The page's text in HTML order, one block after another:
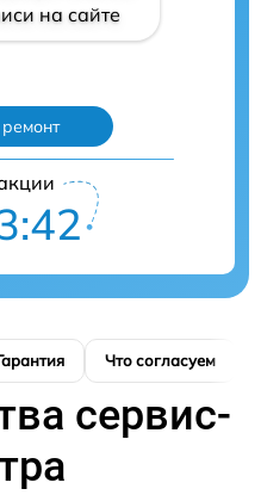
на сайте
Что согласуем
сервис-